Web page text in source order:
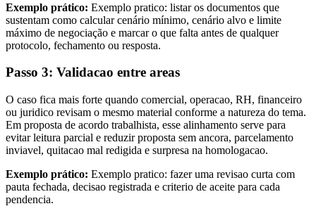
Exemplo prático: Exemplo pratico: listar os documentos que
sustentam como calcular cenário mínimo, cenário alvo e limite
máximo de negociação e marcar o que falta antes de qualquer
protocolo, fechamento ou resposta.
Passo 3: Validacao entre areas
O caso fica mais forte quando comercial, operacao, RH, financeiro
ou juridico revisam o mesmo material conforme a natureza do tema.
Em proposta de acordo trabalhista, esse alinhamento serve para
evitar leitura parcial e reduzir proposta sem ancora, parcelamento
inviavel, quitacao mal redigida e surpresa na homologacao.
Exemplo prático: Exemplo pratico: fazer uma revisao curta com
pauta fechada, decisao registrada e criterio de aceite para cada
pendencia.